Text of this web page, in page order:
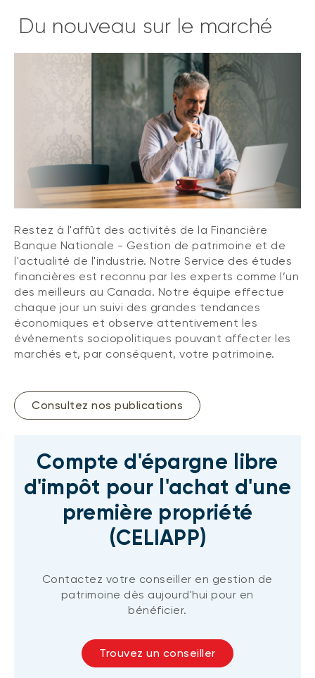
Du nouveau sur le marché
Restez à l'affût des activités de la Financière
Banque Nationale - Gestion de patrimoine et de
l'actualité de l'industrie. Notre Service des études
financières est reconnu par les experts comme l’un
des meilleurs au Canada. Notre équipe effectue
chaque jour un suivi des grandes tendances
économiques et observe attentivement les
événements sociopolitiques pouvant affecter les
marchés et, par conséquent, votre patrimoine.
Consultez nos publications
Compte d'épargne libre
d'impôt pour l'achat d'une
première propriété
(CELIAPP)
Contactez votre conseiller en gestion de
patrimoine dès aujourd'hui pour en
bénéficier.
Trouvez un conseiller